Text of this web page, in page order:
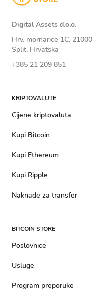
Digital Assets d.o.o.
Hrv. mornarice 1C, 21000
Split, Hrvatska
+385 21 209 851
KRIPTOVALUTE
Cijene kriptovaluta
Kupi Bitcoin
Kupi Ethereum
Kupi Ripple
Naknade za transfer
BITCOIN STORE
Poslovnice
Usluge
Program preporuke